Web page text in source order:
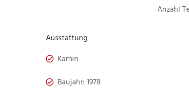
Anzahl
Ausstattung
Kamin
Baujahr: 1978